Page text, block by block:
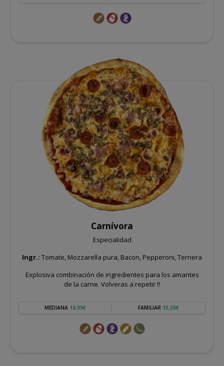
Carnívora
Especialidad
Ingr.: Tomate, Mozzarella pura, Bacon, Pepperoni, Ternera
Explosiva combinación de ingredientes para los amantes
de la carne. Volveras a repetir !!
MEDIANA 10,95€ FAMILIAR 13,55€